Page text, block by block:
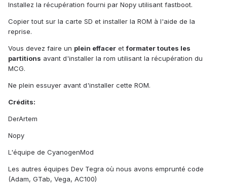
Installez la récupération fourni par Nopy utilisant fastboot.
Copier tout sur la carte SD et installer la ROM à l'aide de la
reprise.
Vous devez faire un plein effacer etformater toutes les
partitions avant d'installer la rom utilisant la récupération du
MCG.
Ne plein essuyer avant d'installer cette ROM.
Crédits:
DerArtem
Nopy
L'équipe de CyanogenMod
Les autres équipes Dev Tegra où nous avons emprunté code
(Adam, GTab, Vega, AC100)